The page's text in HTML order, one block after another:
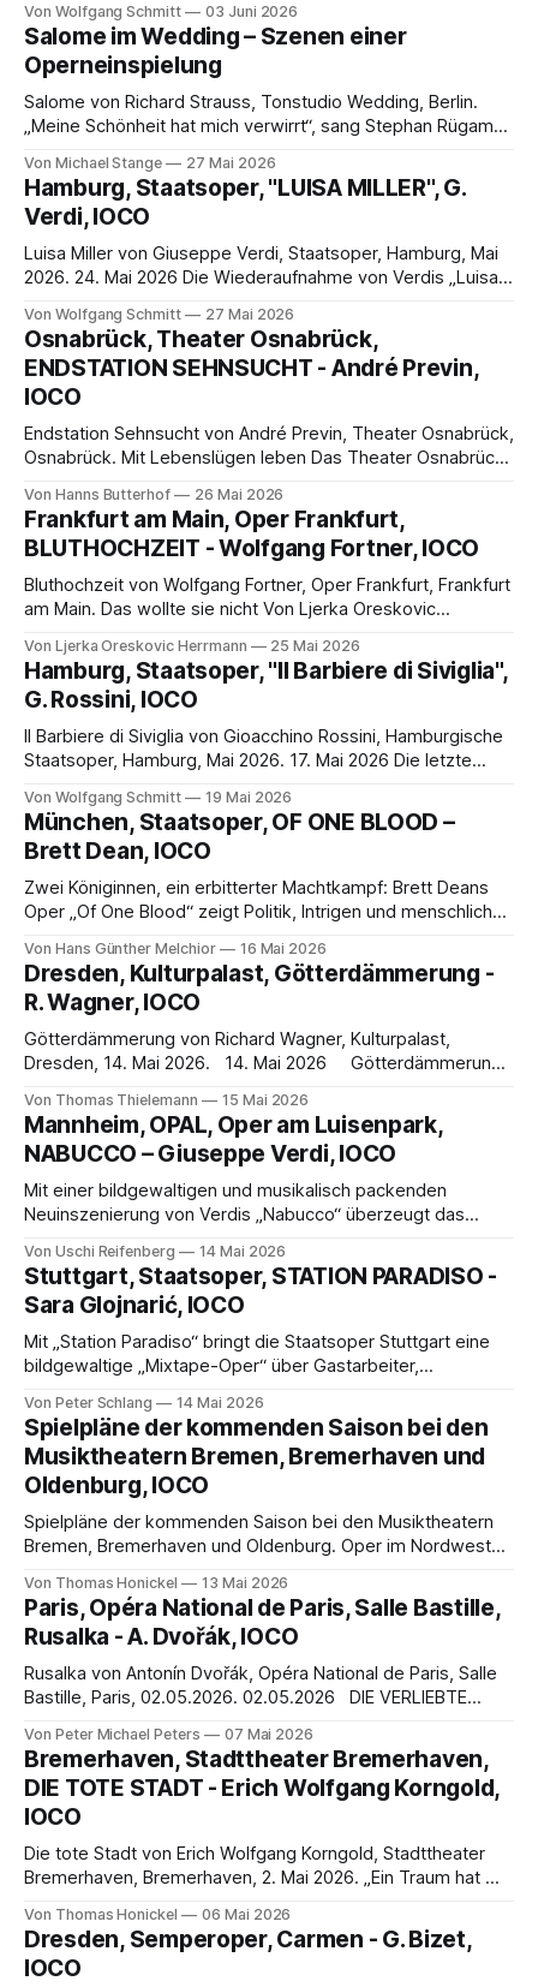
Erzählungen“ am 31. Mai die letzte, die 'Dernière'. Mit
insgesamt 30 ausverkauften Vorstellungen in den letzten
drei Monaten konnte die Hamburger Kammeroper wieder
einmal einen bedeutenden Publikumserfolg
Von Wolfgang Schmitt 03 Juni 2026
Salome im Wedding – Szenen einer
Operneinspielung
Salome von Richard Strauss, Tonstudio Wedding, Berlin.
„Meine Schönheit hat mich verwirrt“, sang Stephan Rügamer
von Richard Strauss’ „Salome“ beim Label Solo Musica.
Dieser unbewusste Versprecher offenbarte Herodes’
Inneres und Rügamers Rollenidentifikation. Laut Oscar Wilde
hat ihn Salomes Schönheit verwirrt. Rügamer ist
Von Michael Stange 27 Mai 2026
Hamburg, Staatsoper, "LUISA MILLER", G.
Verdi, IOCO
Luisa Miller von Giuseppe Verdi, Staatsoper, Hamburg, Mai
2026. 24. Mai 2026 Die Wiederaufnahme von Verdis „Luisa
Rollendebüts von Elbenita Kajtazi in der Titelpartie. Von
Beginn an beherrschte sie die Bühne mit ihrer
mädchenhaften Darstellung der Luisa in ihrem hellgrünen
Rokoko-
Von Wolfgang Schmitt 27 Mai 2026
Osnabrück, Theater Osnabrück,
ENDSTATION SEHNSUCHT - André Previn,
IOCO
Endstation Sehnsucht von André Previn, Theater Osnabrück,
Osnabrück. Mit Lebenslügen leben Das Theater Osnabrück
Das Theater Osnabrück stellt mit der 1998 uraufgeführten
Oper A Streetcar Named Desire /Endstation Sehnsucht von
André Previn (Libretto von Phillip Littel) nach dem
gleichnamigen Schauspiel von Tennessee
Von Hanns Butterhof 26 Mai 2026
Frankfurt am Main, Oper Frankfurt,
BLUTHOCHZEIT - Wolfgang Fortner, IOCO
Bluthochzeit von Wolfgang Fortner, Oper Frankfurt, Frankfurt
am Main. Das wollte sie nicht Von Ljerka Oreskovic
einfach und doch ungemeine Wirkung entfaltend. Es ist aber
auch dem Licht von Olaf Winter zu verdanken, was es erst
in angemessener Weise zur Geltung kommen
Von Ljerka Oreskovic Herrmann 25 Mai 2026
Hamburg, Staatsoper, "Il Barbiere di Siviglia",
G. Rossini, IOCO
Il Barbiere di Siviglia von Gioacchino Rossini, Hamburgische
Staatsoper, Hamburg, Mai 2026. 17. Mai 2026 Die letzte
Staatsoper war Rossinis komische Oper „Il Babiere di
Siviglia“. Im Vorfeld gab es zwei Umbesetzungen: der neue
GMD Omer Meir Wellber übernahm die Musikalische Leitung
Von Wolfgang Schmitt 19 Mai 2026
München, Staatsoper, OF ONE BLOOD –
Brett Dean, IOCO
Zwei Königinnen, ein erbitterter Machtkampf: Brett Deans
Oper „Of One Blood“ zeigt Politik, Intrigen und menschliche
Inszenierung und Vladimir Jurowskis präzises Dirigat
machen den Abend zu einem gefeierten Opernereignis.
Von Hans Günther Melchior 16 Mai 2026
Dresden, Kulturpalast, Götterdämmerung -
R. Wagner, IOCO
Götterdämmerung von Richard Wagner, Kulturpalast,
Dresden, 14. Mai 2026. 14. Mai 2026 Götterdämmerung
Akademie Dresden komplettiert ihren „The Wagner-Cyclus“
Mit einer konzertanten Darbietung von Richard Wagners
Götterdämmerung eröffnete die Wagner-Akademie am 14.
Mai im Konzertsaal des Kulturpalastes die Dresdner
Musikfestspiele 2026. Mit
Von Thomas Thielemann 15 Mai 2026
Mannheim, OPAL, Oper am Luisenpark,
NABUCCO – Giuseppe Verdi, IOCO
Mit einer bildgewaltigen und musikalisch packenden
Neuinszenierung von Verdis „Nabucco“ überzeugt das
Freiheitssehnsucht und überwältigendem „Va, pensiero“
entfaltet sich ein bewegendes Opernerlebnis voller
politischer Sprengkraft.
Von Uschi Reifenberg 14 Mai 2026
Stuttgart, Staatsoper, STATION PARADISO -
Sara Glojnarić, IOCO
Mit „Station Paradiso“ bringt die Staatsoper Stuttgart eine
bildgewaltige „Mixtape-Oper“ über Gastarbeiter,
musikalisch zwischen Folklore und zeitgenössischem
Musiktheater.
Von Peter Schlang 14 Mai 2026
Spielpläne der kommenden Saison bei den
Musiktheatern Bremen, Bremerhaven und
Oldenburg, IOCO
Spielpläne der kommenden Saison bei den Musiktheatern
Bremen, Bremerhaven und Oldenburg. Oper im Nordwesten
Nach gewiss langen Monaten der Vorbereitung präsentieren
die drei Häuser im Nordwesten ihre Unternehmungen im
Bereich des Musiktheaters der Öffentlichkeit. Dabei reicht
die Palette von Händel bis ins
Von Thomas Honickel 13 Mai 2026
Paris, Opéra National de Paris, Salle Bastille,
Rusalka - A. Dvořák, IOCO
Rusalka von Antonín Dvořák, Opéra National de Paris, Salle
Bastille, Paris, 02.05.2026. 02.05.2026 DIE VERLIEBTE
Frieden! Ich will nicht zurückkehren zum Wirbelwind der
irdischen Welt, küss mich bis zum Tod, wenn es sein muss!
RUSALKA: Du, der mir
Von Peter Michael Peters 07 Mai 2026
Bremerhaven, Stadttheater Bremerhaven,
DIE TOTE STADT - Erich Wolfgang Korngold,
IOCO
Die tote Stadt von Erich Wolfgang Korngold, Stadttheater
Bremerhaven, Bremerhaven, 2. Mai 2026. „Ein Traum hat mir
Wolfgang Korngolds „Die tote Stadt“ am Stadttheater
Bremerhaven Wir besuchten die Premiere am 2. Mai 2026.
Bericht von Thomas Honickel Prolog Nach einer
Von Thomas Honickel 06 Mai 2026
Dresden, Semperoper, Carmen - G. Bizet,
IOCO